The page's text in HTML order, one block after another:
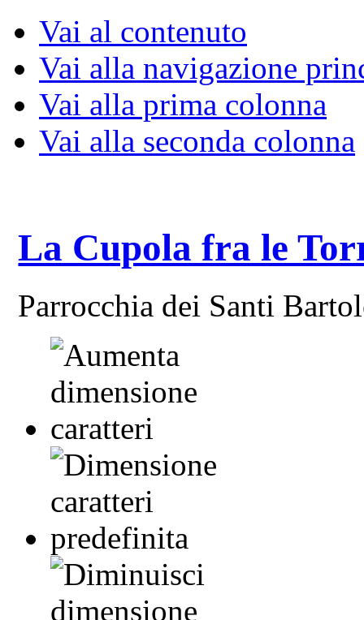
Vai al contenuto
Vai alla navigazione
Vai alla prima colonna
Vai alla seconda colonna
La Cupola fra le
Parrocchia dei Santi